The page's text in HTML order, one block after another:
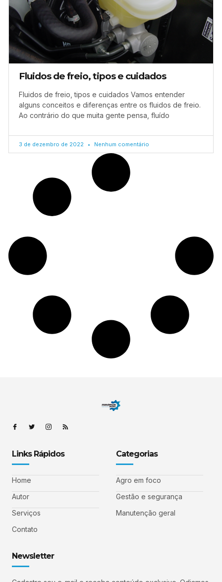
Fluidos de freio, tipos e cuidados
Fluidos de freio, tipos e cuidados Vamos entender
alguns conceitos e diferenças entre os fluidos de freio.
Ao contrário do que muita gente pensa, fluído
3 de dezembro de 2022 Nenhum comentário
Links Rápidos
Home
Autor
Serviços
Contato
Categorias
Agro em foco
Gestão e segurança
Manutenção geral
Newsletter